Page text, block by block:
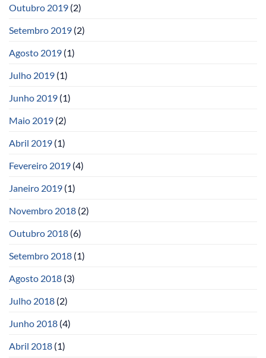
Outubro 2019 (2)
Setembro 2019 (2)
Agosto 2019 (1)
Julho 2019 (1)
Junho 2019 (1)
Maio 2019 (2)
Abril 2019 (1)
Fevereiro 2019 (4)
Janeiro 2019 (1)
Novembro 2018 (2)
Outubro 2018 (6)
Setembro 2018 (1)
Agosto 2018 (3)
Julho 2018 (2)
Junho 2018 (4)
Abril 2018 (1)